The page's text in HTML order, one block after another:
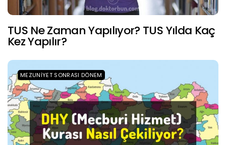
TUS Ne Zaman Yapılıyor? TUS Yılda Kaç
Kez Yapılır?
MEZUNIYET SONRASI DÖNEM